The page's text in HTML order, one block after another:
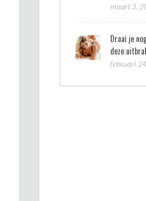
maart 3,
Draai je
deze
februari